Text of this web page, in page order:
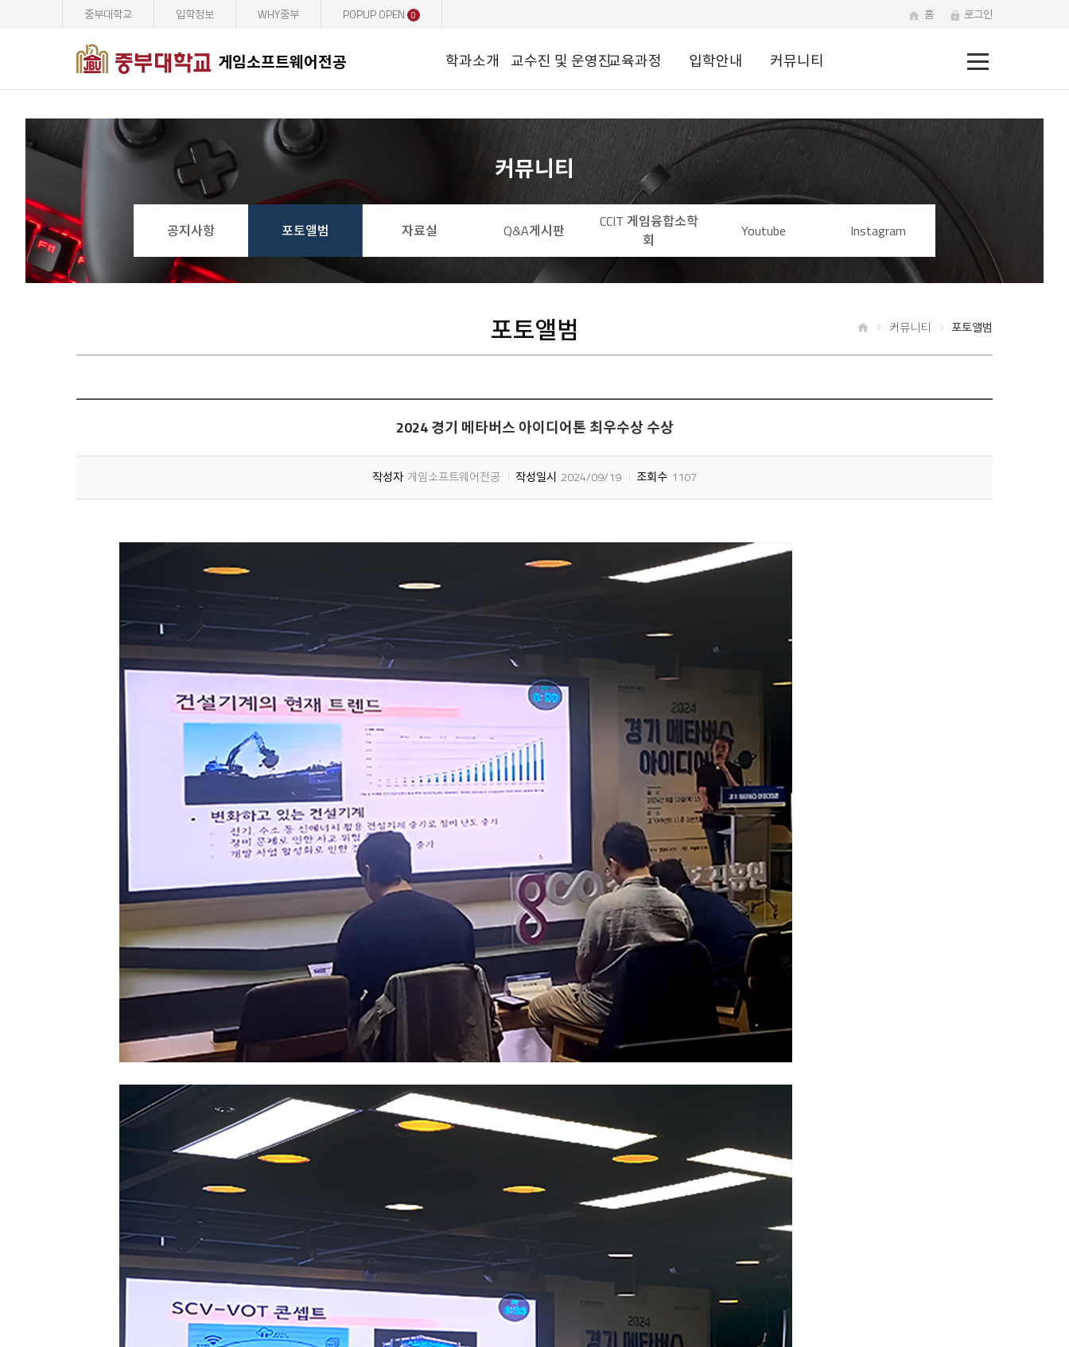
게임소프트웨어전공
중부대학교 입학정보 WHY중부 POPUP OPEN 0 홈 로그인
학과소개 교수진 및 운영진교육과정 입학안내 커뮤니티
커뮤니티
공지사항 포토앨범 자료실 Q&A게시판
CCIT 게임융합소학
회
Youtube Instagram
포토앨범 커뮤니티 포토앨범
2024 경기 메타버스 아이디어톤 최우수상 수상
작성자 게임소프트웨어전공 작성일시 2024/09/19 조회수 1107